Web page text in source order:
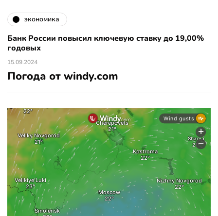
экономика
Банк России повысил ключевую ставку до 19,00%
годовых
15.09.2024
Погода от windy.com